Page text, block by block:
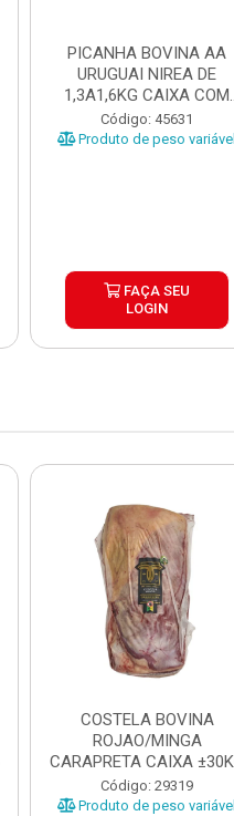
PICANHA BOVINA AA
URUGUAI NIREA DE
1,3A1,6KG CAIXA COM
±15KG
Código: 45631
Produto de peso variável
FAÇA SEU
LOGIN
COSTELA BOVINA
ROJAO/MINGA
CARAPRETA CAIXA
Código: 29319
Produto de peso variável